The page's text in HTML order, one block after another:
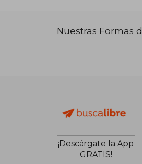
Nuestras Formas
¡Descárgate la App
GRATIS!